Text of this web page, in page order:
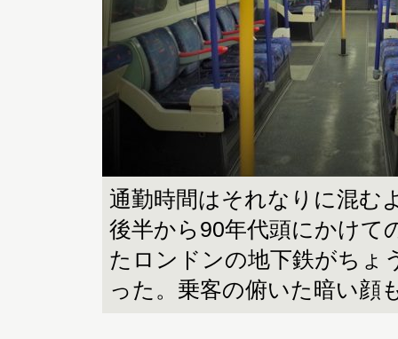
通勤時間はそれなりに混む
後半から90年代頭にかけて
たロンドンの地下鉄がちょ
った。乗客の俯いた暗い顔